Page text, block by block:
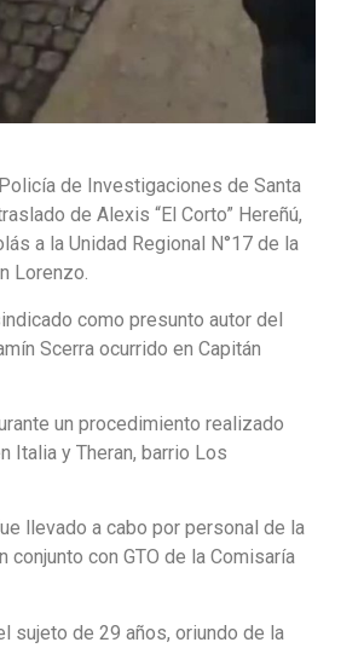
de Investigaciones de Santa
de Alexis “El Corto” Hereñú,
a la Unidad Regional N°17 de la
Lorenzo.
como presunto autor del
Scerra ocurrido en Capitán
un procedimiento realizado
Italia y Theran, barrio Los
llevado a cabo por personal de la
conjunto con GTO de la Comisaría
sujeto de 29 años, oriundo de la